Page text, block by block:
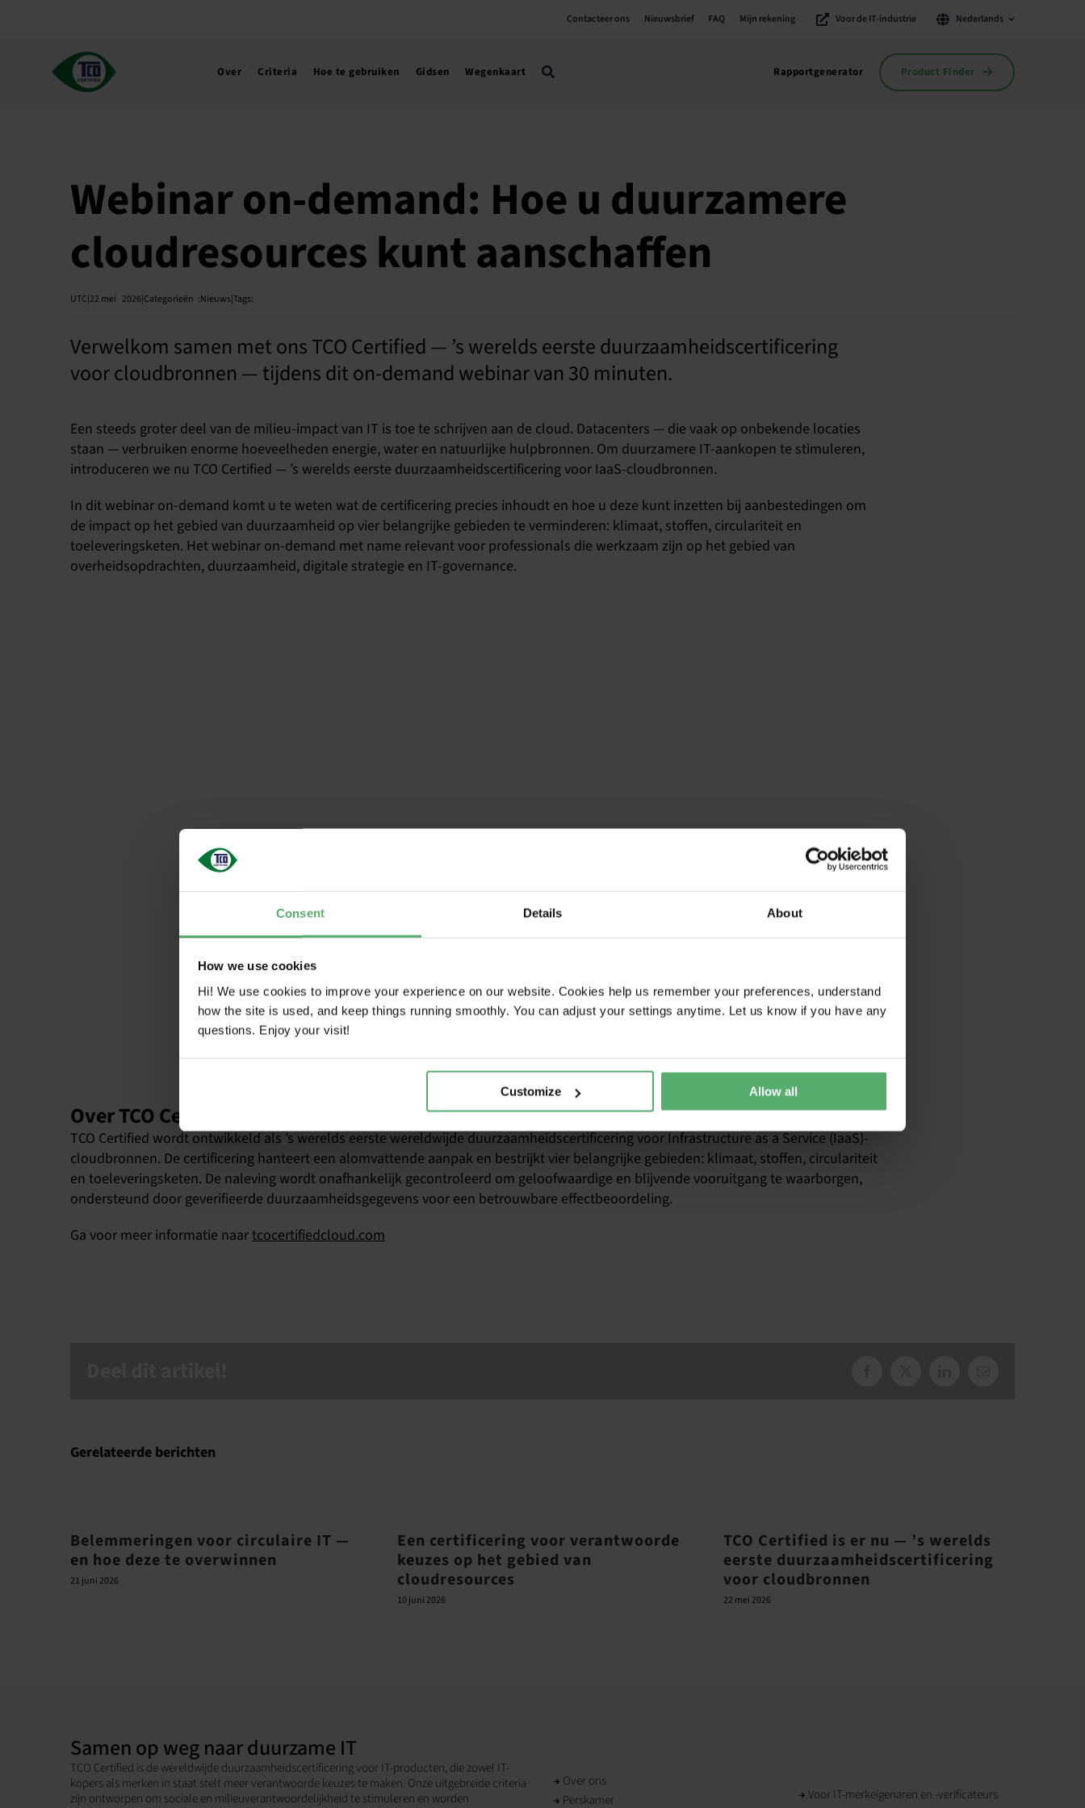
Consent Details About
How we use cookies
Hi! We use cookies to improve your experience on our website. Cookies help us remember your preferences, understand
how the site is used, and keep things running smoothly. You can adjust your settings anytime. Let us know if you have any
questions. Enjoy your visit!
Customize Allow all
Contacteer ons Nieuwsbrief FAQ Mijn rekening Voor de IT-industrie Nederlands
Over Criteria Hoe te gebruiken Gidsen Wegenkaart Rapportgenerator Product Finder
Webinar on-demand: Hoe u duurzamere
cloudresources kunt aanschaffen
UTC|22 mei 2026|Categorieën :Nieuws|Tags:
Verwelkom samen met ons TCO Certified — ’s werelds eerste duurzaamheidscertificering
voor cloudbronnen — tijdens dit on-demand webinar van 30 minuten.
Een steeds groter deel van de milieu-impact van IT is toe te schrijven aan de cloud. Datacenters — die vaak op onbekende locaties
staan — verbruiken enorme hoeveelheden energie, water en natuurlijke hulpbronnen. Om duurzamere IT-aankopen te stimuleren,
introduceren we nu TCO Certified — ’s werelds eerste duurzaamheidscertificering voor IaaS-cloudbronnen.
In dit webinar on-demand komt u te weten wat de certificering precies inhoudt en hoe u deze kunt inzetten bij aanbestedingen om
de impact op het gebied van duurzaamheid op vier belangrijke gebieden te verminderen: klimaat, stoffen, circulariteit en
toeleveringsketen. Het webinar on-demand met name relevant voor professionals die werkzaam zijn op het gebied van
overheidsopdrachten, duurzaamheid, digitale strategie en IT-governance.
Over TCO Certified
TCO Certified wordt ontwikkeld als ’s werelds eerste wereldwijde duurzaamheidscertificering voor Infrastructure as a Service (IaaS)-
cloudbronnen. De certificering hanteert een alomvattende aanpak en bestrijkt vier belangrijke gebieden: klimaat, stoffen, circulariteit
en toeleveringsketen. De naleving wordt onafhankelijk gecontroleerd om geloofwaardige en blijvende vooruitgang te waarborgen,
ondersteund door geverifieerde duurzaamheidsgegevens voor een betrouwbare effectbeoordeling.
Ga voor meer informatie naartcocertifiedcloud.com
Gerelateerde berichten
Belemmeringen voor circulaire IT —
en hoe deze te overwinnen
21 juni 2026
Een certificering voor verantwoorde
keuzes op het gebied van
cloudresources
10 juni 2026
TCO Certified is er nu — ’s werelds
eerste duurzaamheidscertificering
voor cloudbronnen
22 mei 2026
Samen op weg naar duurzame IT
TCO Certified is de wereldwijde duurzaamheidscertificering voor IT-producten, die zowel IT-
kopers als merken in staat stelt meer verantwoorde keuzes te maken. Onze uitgebreide criteria
zijn ontworpen om sociale en milieuverantwoordelijkheid te stimuleren en worden
Over ons
Perskamer
Voor IT-merkeigenaren en -verificateurs